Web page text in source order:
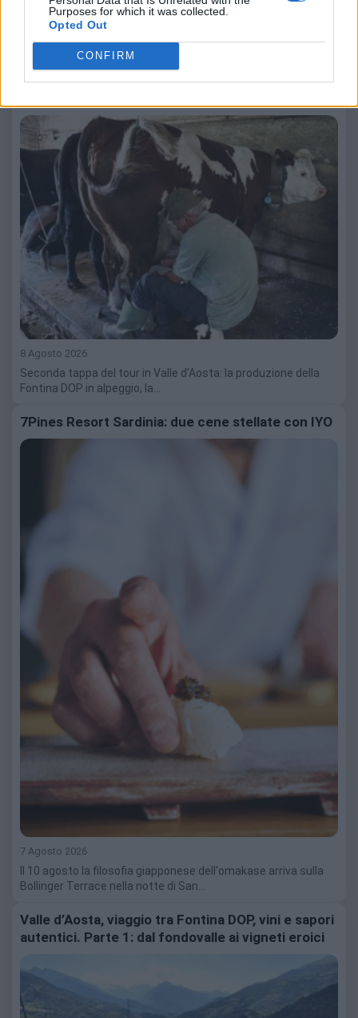
Purposes for which it was collected.
Opted Out
CONFIRM
Leggi anche:
Valle d’Aosta, viaggio tra Fontina DOP, vini e sapori
autentici. Parte 2: la montagna del latte, dove
8 Agosto 2026
Seconda tappa del tour in Valle d'Aosta: la produzione della
Fontina DOP in alpeggio, la…
7Pines Resort Sardinia: due cene stellate con IYO
7 Agosto 2026
Il 10 agosto la filosofia giapponese dell'omakase arriva sulla
Bollinger Terrace nella notte di San…
Valle d’Aosta, viaggio tra Fontina DOP, vini e sapori
autentici. Parte 1: dal fondovalle ai vigneti eroici